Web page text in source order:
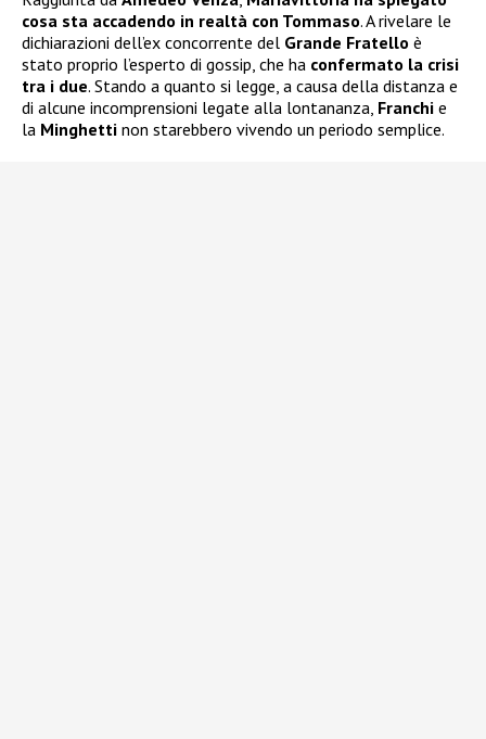
cosa sta accadendo in realtà con Tommaso. A rivelare le
dichiarazioni dell’ex concorrente del Grande Fratello è
stato proprio l’esperto di gossip, che ha confermato la crisi
tra i due. Stando a quanto si legge, a causa della distanza e
di alcune incomprensioni legate alla lontananza, Franchi e
la Minghetti non starebbero vivendo un periodo semplice.